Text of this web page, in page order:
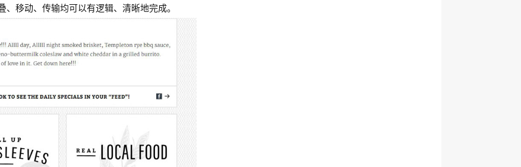
移动、传输均可以有逻辑、清晰地完成。